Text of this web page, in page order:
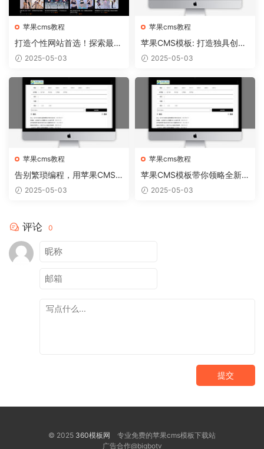
苹果cms教程
打造个性网站首选！探索最新
苹果CMS模板趋势
2025-05-03
苹果cms教程
苹果CMS模板: 打造独具创意
的个人博客！
2025-05-03
苹果cms教程
告别繁琐编程，用苹果CMS
模板轻松搭建个性网站
2025-05-03
苹果cms教程
苹果CMS模板带你领略全新
网站视觉盛宴
2025-05-03
评论 0
提交
© 2025 360模板网 专业免费的苹果cms模板下载站
广告合作@bigbotv